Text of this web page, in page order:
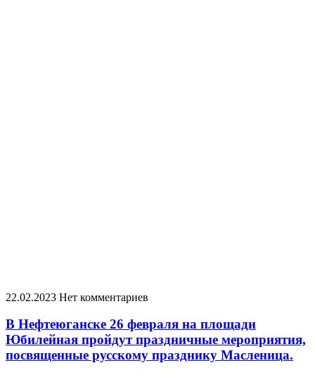
22.02.2023 Нет комментариев
В Нефтеюганске 26 февраля на площади
Юбилейная пройдут праздничные мероприятия,
посвященные русскому празднику Масленица.